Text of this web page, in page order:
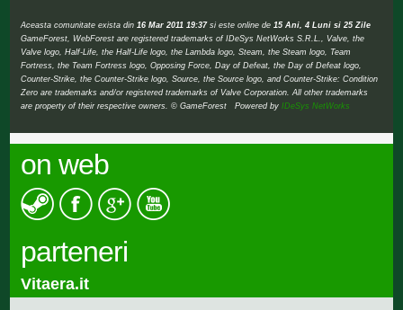
Aceasta comunitate exista din 16 Mar 2011 19:37si este online de 15 Ani, 4 Luni si 25 Zile
GameForest, WebForest are registered trademarks of IDeSys NetWorks S.R.L., Valve, the
Valve logo, Half-Life, the Half-Life logo, the Lambda logo, Steam, the Steam logo, Team
Fortress, the Team Fortress logo, Opposing Force, Day of Defeat, the Day of Defeat logo,
Counter-Strike, the Counter-Strike logo, Source, the Source logo, and Counter-Strike: Condition
Zero are trademarks and/or registered trademarks of Valve Corporation. All other trademarks
are property of their respective owners. © GameForest Powered byIDeSys NetWorks
on web
parteneri
Vitaera.it